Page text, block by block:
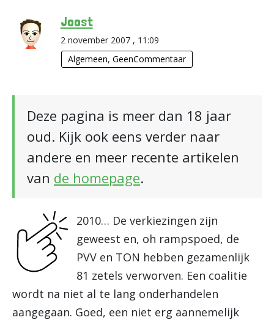
Joost
2 november 2007 , 11:09
Algemeen, GeenCommentaar
Deze pagina is meer dan 18 jaar
oud. Kijk ook eens verder naar
andere en meer recente artikelen
van de homepage.
2010… De verkiezingen zijn
geweest en, oh rampspoed, de
PVV en TON hebben gezamenlijk
81 zetels verworven. Een coalitie
wordt na niet al te lang onderhandelen
aangegaan. Goed, een niet erg aannemelijk